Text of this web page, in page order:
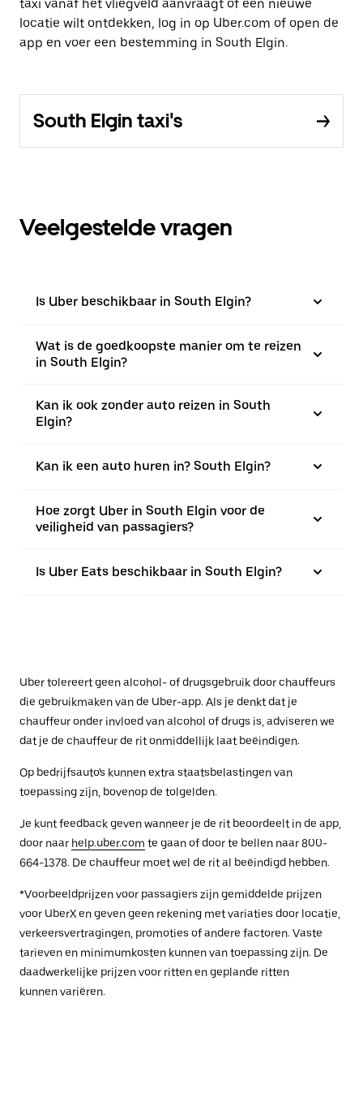
taxi vanaf het vliegveld aanvraagt of een nieuwe
locatie wilt ontdekken, log in op Uber.com of open de
app en voer een bestemming in South Elgin.
South Elgin taxi's
Veelgestelde vragen
Is Uber beschikbaar in South Elgin?
Wat is de goedkoopste manier om te reizen
in South Elgin?
Kan ik ook zonder auto reizen in South
Elgin?
Kan ik een auto huren in? South Elgin?
Hoe zorgt Uber in South Elgin voor de
veiligheid van passagiers?
Is Uber Eats beschikbaar in South Elgin?
Uber tolereert geen alcohol- of drugsgebruik door chauffeurs
die gebruikmaken van de Uber-app. Als je denkt dat je
chauffeur onder invloed van alcohol of drugs is, adviseren we
dat je de chauffeur de rit onmiddellijk laat beëindigen.
Op bedrijfsauto's kunnen extra staatsbelastingen van
toepassing zijn, bovenop de tolgelden.
Je kunt feedback geven wanneer je de rit beoordeelt in de app,
door naar help.uber.com te gaan of door te bellen naar 800-
664-1378. De chauffeur moet wel de rit al beëindigd hebben.
*Voorbeeldprijzen voor passagiers zijn gemiddelde prijzen
voor UberX en geven geen rekening met variaties door locatie,
verkeersvertragingen, promoties of andere factoren. Vaste
tarieven en minimumkosten kunnen van toepassing zijn. De
daadwerkelijke prijzen voor ritten en geplande ritten
kunnen variëren.